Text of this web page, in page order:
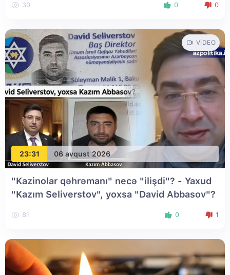
30 0 0
23:31 06 avqust 2026
VIDEO
"Kazinolar qəhrəmanı" necə "ilişdi"? - Yaxud
"Kazım Seliverstov", yoxsa "David Abbasov"?
81 0 1